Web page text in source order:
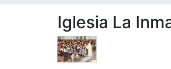
Iglesia La